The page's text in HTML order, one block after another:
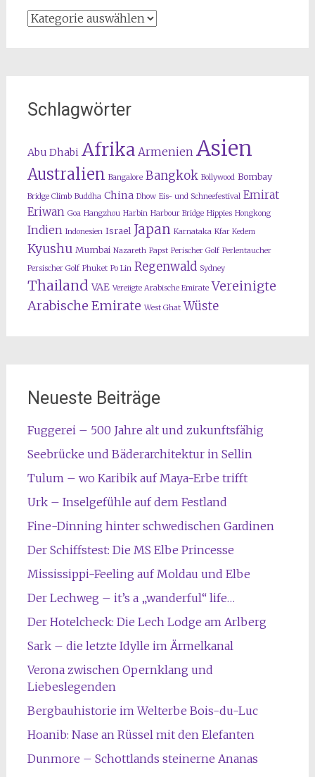
Kategorien
Schlagwörter
Abu Dhabi Afrika Armenien Asien
Australien Bangalore Bangkok Bollywood Bombay
Bridge Climb Buddha China Dhow Eis- und Schneefestival Emirat
Eriwan Goa Hangzhou Harbin Harbour Bridge Hippies Hongkong
Indien Indonesien Israel Japan Karnataka Kfar Kedem
Kyushu Mumbai Nazareth Papst Perischer Golf Perlentaucher
Persischer Golf Phuket Po Lin Regenwald Sydney
Thailand VAE Vereiigte Arabische Emirate Vereinigte
Arabische Emirate West Ghat Wüste
Neueste Beiträge
Fuggerei – 500 Jahre alt und zukunftsfähig
Seebrücke und Bäderarchitektur in Sellin
Tulum – wo Karibik auf Maya-Erbe trifft
Urk – Inselgefühle auf dem Festland
Fine-Dinning hinter schwedischen Gardinen
Der Schiffstest: Die MS Elbe Princesse
Mississippi-Feeling auf Moldau und Elbe
Der Lechweg – it’s a „wanderful“ life…
Der Hotelcheck: Die Lech Lodge am Arlberg
Sark – die letzte Idylle im Ärmelkanal
Verona zwischen Opernklang und
Liebeslegenden
Bergbauhistorie im Welterbe Bois-du-Luc
Hoanib: Nase an Rüssel mit den Elefanten
Dunmore – Schottlands steinerne Ananas